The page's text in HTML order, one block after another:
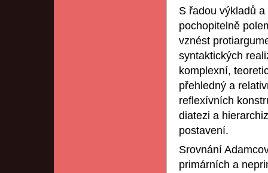
S řadou výkladů
pochopitelně
vznést
syntaktických
komplexní,
přehledný a
reflexívních
diatezi a
postavení.
Srovnání
primárních a